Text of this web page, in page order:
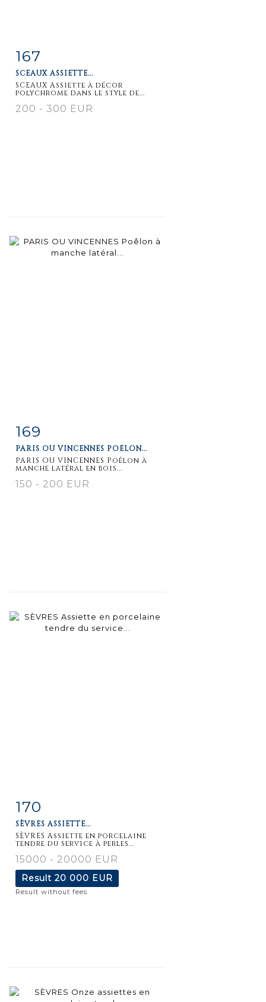
Item detail
167
SCEAUX ASSIETTE...
SCEAUX Assiette à décor
polychrome dans le style de...
200 - 300 EUR
Item detail
169
PARIS OU VINCENNES POÊLON...
PARIS OU VINCENNES Poêlon à
manche latéral en bois...
150 - 200 EUR
Item detail
170
SÈVRES ASSIETTE...
SÈVRES Assiette en porcelaine
tendre du service à perles...
15000 - 20000 EUR
Result 20 000 EUR
Result without fees